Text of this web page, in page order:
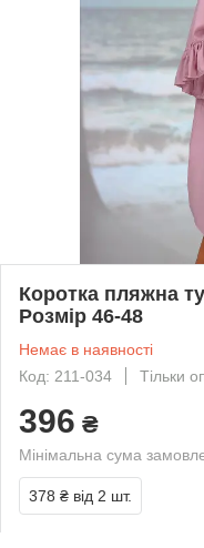
Коротка пляжна
Розмір 46-48
Немає в наявності
Код: 211-034
Тільки
396 ₴
Мінімальна сума
378 ₴ від 2 шт.